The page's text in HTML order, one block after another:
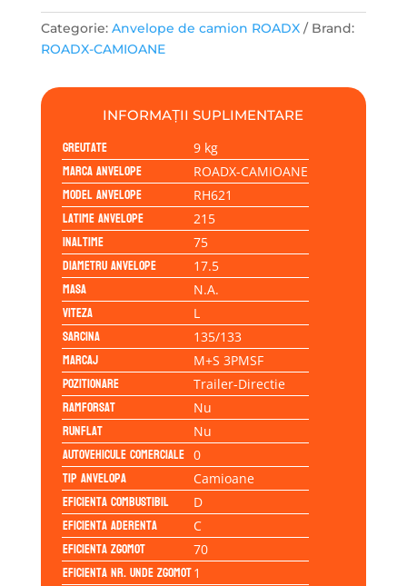
215/75R17.5
135/133L
Categorie: Anvelope de camion ROADX
Brand:
ROADX-CAMIOANE
INFORMAȚII SUPLIMENTARE
Greutate 9 kg
Marca anvelope ROADX-CAMIOANE
Model anvelope RH621
Latime anvelope 215
Inaltime 75
Diametru anvelope 17.5
Masa N.A.
Viteza L
Sarcina 135/133
Marcaj M+S 3PMSF
Pozitionare Trailer-Directie
Ramforsat Nu
Runflat Nu
Autovehicule comerciale 0
Tip anvelopa Camioane
Eficienta Combustibil D
Eficienta Aderenta C
Eficienta Zgomot 70
Eficienta Nr. Unde Zgomot1